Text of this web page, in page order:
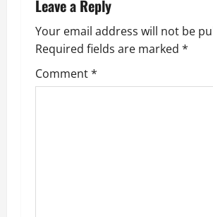
v
i
g
Leave a Reply
Your email address will not be
Required fields are marked *
Comment*